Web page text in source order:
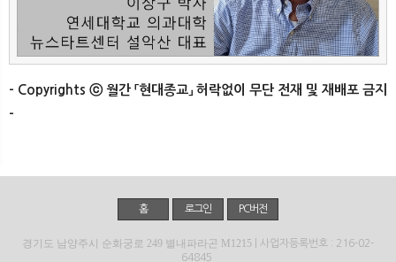
- Copyrights ⓒ 월간 「현대종교」 허락없이 무단 전재 및 재배포 금지
-
홈 로그인 PC버전
경기도 남양주시 순화궁로 249 별내파라곤 M1215 | 사업자등록번호 : 216-02-
64845